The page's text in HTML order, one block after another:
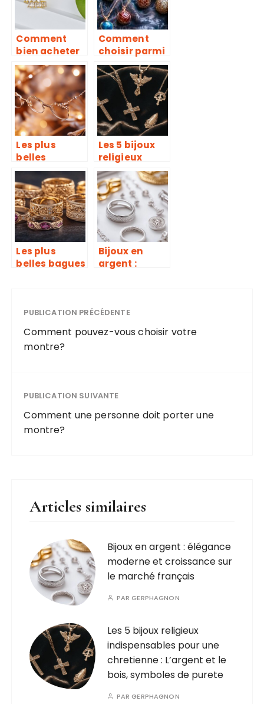
Comment
bien acheter
de l’or pour la
fabrication
de bijoux :
astuces et
conseils
pratiques
Comment
choisir parmi
les meilleures
marques de
bola de
grossesse
pour un style
unique
Les plus
belles
chaînes pour
lunettes
femme : entre
élégance et
praticité
Les 5 bijoux
religieux
indispensabl
es pour une
chretienne :
L’argent et le
bois,
symboles de
purete
Les plus
belles bagues
pierres de
Bijoux en
argent :
sur le marché
PUBLICATION PRÉCÉDENTE
Comment pouvez-vous choisir votre
montre?
PUBLICATION SUIVANTE
Comment une personne doit porter une
montre?
Articles similaires
Bijoux en argent : élégance
moderne et croissance sur
le marché français
PARGERPHAGNON
Les 5 bijoux religieux
indispensables pour une
chretienne : L’argent et le
bois, symboles de purete
PARGERPHAGNON